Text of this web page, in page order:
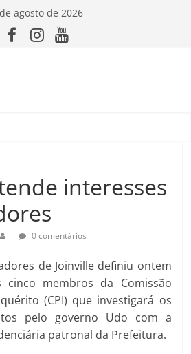
agosto de 2026
interesses
0 comentários
de Joinville definiu ontem
membros da Comissão
(CPI) que investigará os
pelo governo Udo com a
patronal da Prefeitura.